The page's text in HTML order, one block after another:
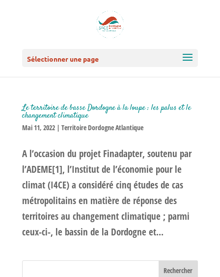
Sélectionner une page
Le territoire de basse Dordogne à la loupe : les palus et le
changement climatique
Mai 11, 2022| Territoire Dordogne Atlantique
A l’occasion du projet Finadapter, soutenu par
l’ADEME[1], l’Institut de l’économie pour le
climat (I4CE) a considéré cinq études de cas
métropolitains en matière de réponse des
territoires au changement climatique ; parmi
ceux-ci-, le bassin de la Dordogne et...